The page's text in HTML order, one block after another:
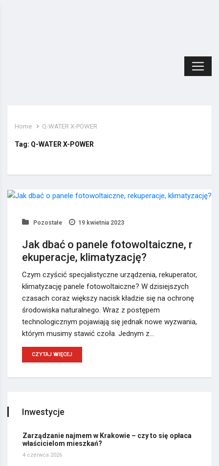
Home Q-WATER X-POWER
Tag: Q-WATER X-POWER
Pozostałe 19 kwietnia 2023
Jak dbać o panele fotowoltaiczne, r
ekuperacje, klimatyzację?
Czym czyścić specjalistyczne urządzenia, rekuperator,
klimatyzację panele fotowoltaiczne? W dzisiejszych
czasach coraz większy nacisk kładzie się na ochronę
środowiska naturalnego. Wraz z postępem
technologicznym pojawiają się jednak nowe wyzwania,
którym musimy stawić czoła. Jednym z…
CZYTAJ WIĘCEJ
Inwestycje
Zarządzanie najmem w Krakowie – czy to się opłaca
właścicielom mieszkań?
4 czerwca 2026